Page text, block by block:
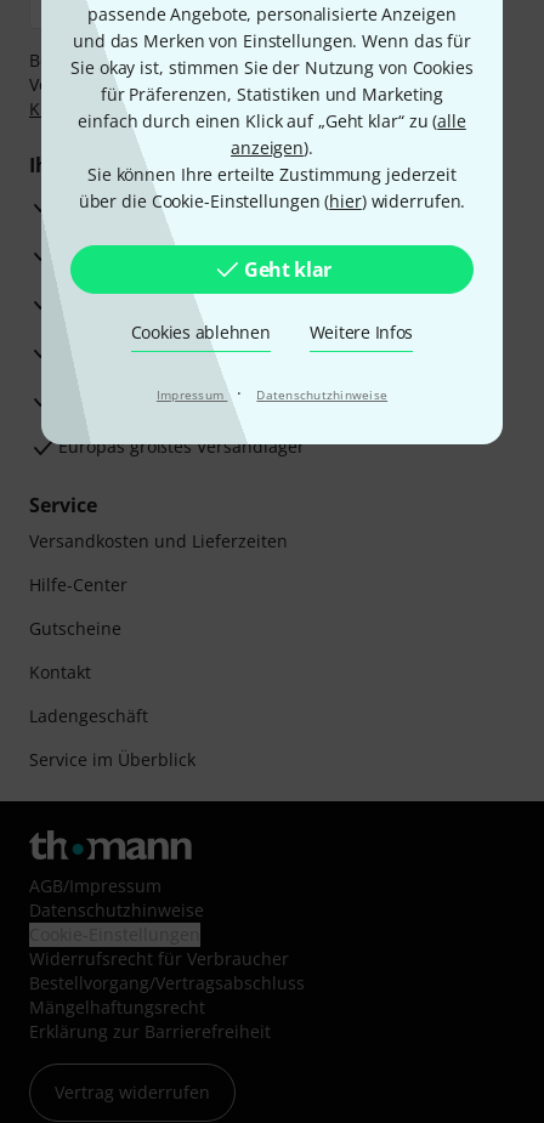
passende Angebote, personalisierte Anzeigen
und das Merken von Einstellungen. Wenn das für
Sie okay ist, stimmen Sie der Nutzung von Cookies
für Präferenzen, Statistiken und Marketing
einfach durch einen Klick auf „Geht klar“ zu (alle
anzeigen).
Sie können Ihre erteilte Zustimmung jederzeit
über die Cookie-Einstellungen (hier) widerrufen.
Geht klar
Cookies ablehnen Weitere Infos
Impressum · Datenschutzhinweise
Bezahlen Sie vertraulich und sicher per Nachnahme,
Vorkasse, PayPal, Amazon Pay, Klarna Sofort bezahlen
Klarna Ratenzahlungoder Kreditkarte.
Ihre Vorteile
3 Jahre Thomann Garantie
30 Tage Money-Back-Garantie
Reparaturservice
Beratung durch Fachexperten
Zufriedenheitsgarantie
Europas größtes Versandlager
Service
Versandkosten und Lieferzeiten
Hilfe-Center
Gutscheine
Kontakt
Ladengeschäft
Service im Überblick
AGB/Impressum
Datenschutzhinweise
Widerrufsrecht für Verbraucher
Bestellvorgang/Vertragsabschluss
Mängelhaftungsrecht
Erklärung zur Barrierefreiheit
Vertrag widerrufen